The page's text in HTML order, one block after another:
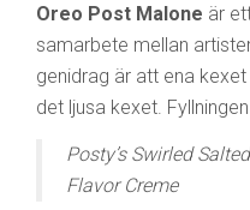
Oreo Post Malone är
samarbete mellan
genidrag är att ena
det ljusa kexet.
Posty’s Swirled
Flavor Creme